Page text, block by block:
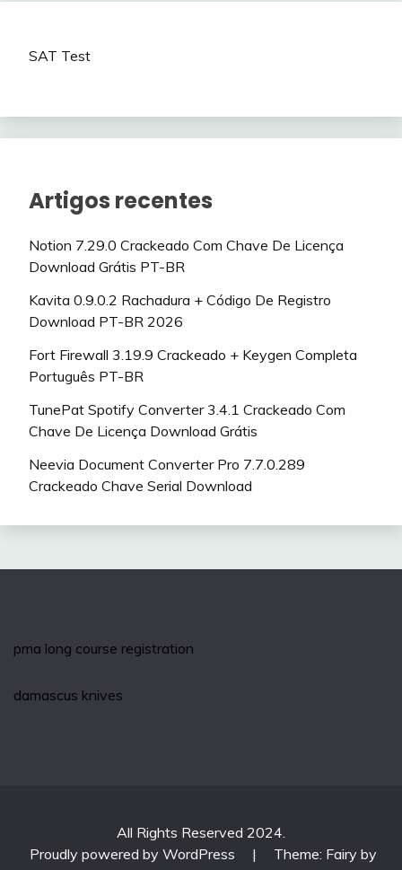
SAT Test
Artigos recentes
Notion 7.29.0 Crackeado Com Chave De Licença
Download Grátis PT-BR
Kavita 0.9.0.2 Rachadura + Código De Registro
Download PT-BR 2026
Fort Firewall 3.19.9 Crackeado + Keygen Completa
Português PT-BR
TunePat Spotify Converter 3.4.1 Crackeado Com
Chave De Licença Download Grátis
Neevia Document Converter Pro 7.7.0.289
Crackeado Chave Serial Download
pma long course registration
damascus knives
All Rights Reserved 2024.
Proudly powered by WordPress
|
Theme: Fairy by